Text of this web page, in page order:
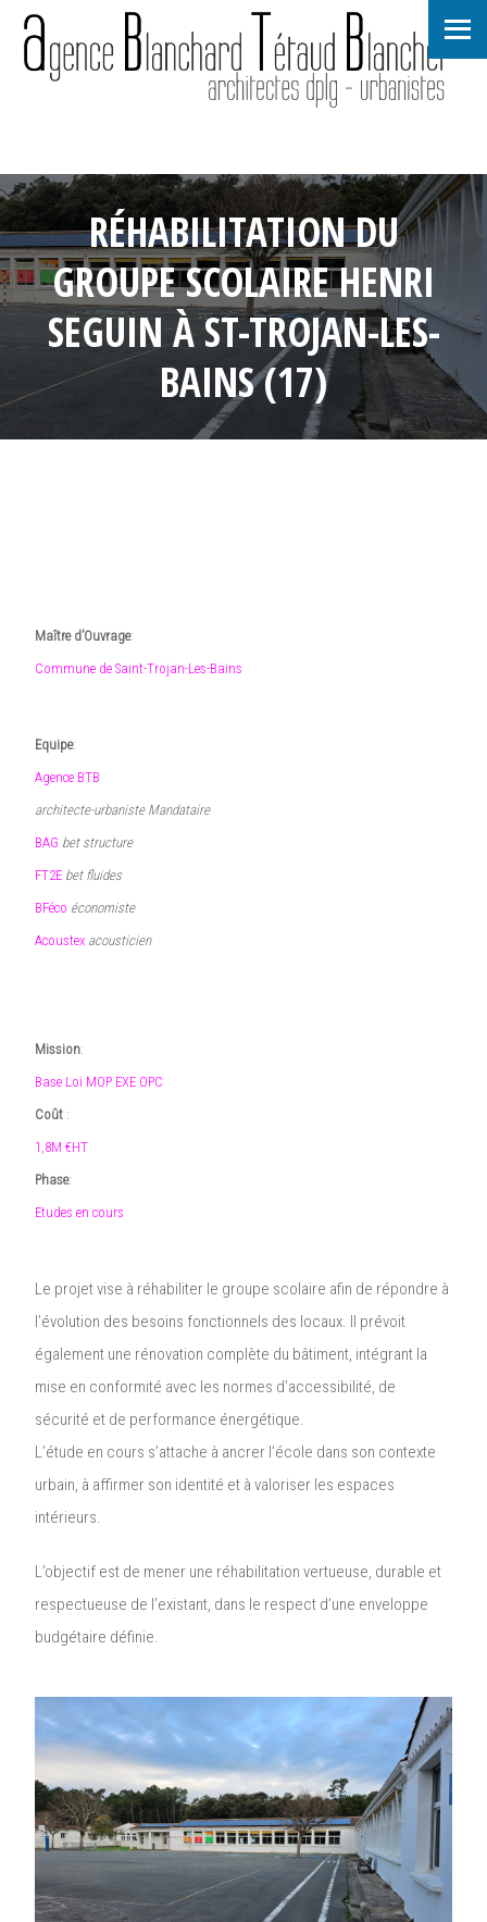
RÉHABILITATION DU
GROUPE SCOLAIRE HENRI
SEGUIN À ST-TROJAN-LES-
BAINS (17)
Maître d’Ouvrage:
Commune de Saint-Trojan-Les-Bains
Equipe:
Agence BTB
architecte-urbaniste Mandataire
BAG bet structure
FT2E bet fluides
BFéco économiste
Acoustex acousticien
Mission:
Base Loi MOP EXE OPC
Coût :
1,8M €HT
Phase:
Etudes en cours
Le projet vise à réhabiliter le groupe scolaire afin de répondre à
l’évolution des besoins fonctionnels des locaux. Il prévoit
également une rénovation complète du bâtiment, intégrant la
mise en conformité avec les normes d’accessibilité, de
sécurité et de performance énergétique.
L’étude en cours s’attache à ancrer l’école dans son contexte
urbain, à affirmer son identité et à valoriser les espaces
intérieurs.
L’objectif est de mener une réhabilitation vertueuse, durable et
respectueuse de l’existant, dans le respect d’une enveloppe
budgétaire définie.